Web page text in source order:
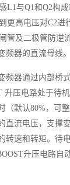
L1与Q1和Q2构
更高电压对C2
管及二极管防逆
频器的直流母线。
频器通过内部桥
升压电路处于待
（默认80%，可
直流电压，支撑
转速和转矩。待
升压电路自